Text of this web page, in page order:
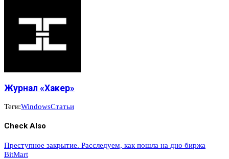
Журнал «Хакер»
Теги:WindowsСтатьи
Check Also
Преступное закрытие. Расследуем, как пошла на дно биржа
BitMart